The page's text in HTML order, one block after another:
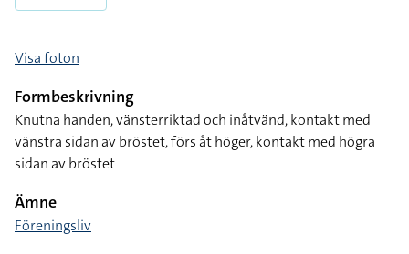
Visa foton
Formbeskrivning
Knutna handen, vänsterriktad och inåtvänd, kontakt med
vänstra sidan av bröstet, förs åt höger, kontakt med högra
sidan av bröstet
Ämne
Föreningsliv